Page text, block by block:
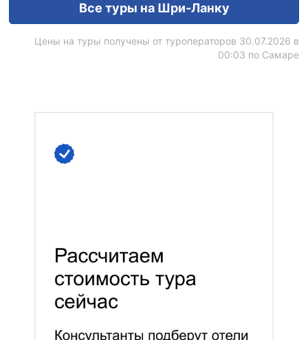
Все туры на Шри-Ланку
Цены на туры получены от туроператоров 30.07.2026 в
00:03 по Самаре